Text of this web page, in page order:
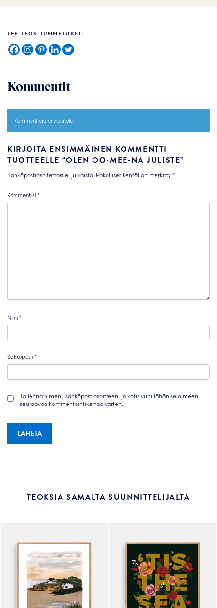
TEE TEOS TUNNETUKSI:
Kommentit
Kommentteja ei vielä ole.
KIRJOITA ENSIMMÄINEN KOMMENTTI
TUOTTEELLE “OLEN OO-MEE-NA JULISTE”
Sähköpostiosoitettasi ei julkaista. Pakolliset kentät on merkitty*
Kommenttisi*
Nimi*
Sähköposti*
Tallenna nimeni, sähköpostiosoitteeni ja kotisivuni tähän selaimeen
seuraavaa kommentointikertaa varten.
TEOKSIA SAMALTA SUUNNITTELIJALTA